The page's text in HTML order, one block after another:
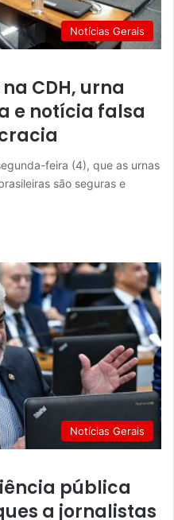
Notícias Gerais
CDH, urna
e notícia falsa
feira (4), que as urnas
são seguras e
Notícias Gerais
pública
a jornalistas